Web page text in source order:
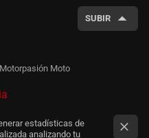
SUBIR
Motorpasión Moto
estadísticas de
analizando tu